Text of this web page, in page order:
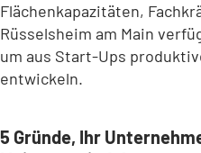
Flächenkapazitäten,
Rüsselsheim am Main
um aus Start-Ups
entwickeln.
5 Gründe, Ihr